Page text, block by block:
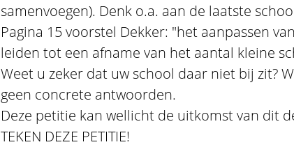
samenvoegen). Denk o.a. aan de laatste
Pagina 15 voorstel Dekker: "het aanpassen
leiden tot een afname van het aantal kleine
Weet u zeker dat uw school daar niet bij zit?
geen concrete antwoorden.
Deze petitie kan wellicht de uitkomst van dit
TEKEN DEZE PETITIE!